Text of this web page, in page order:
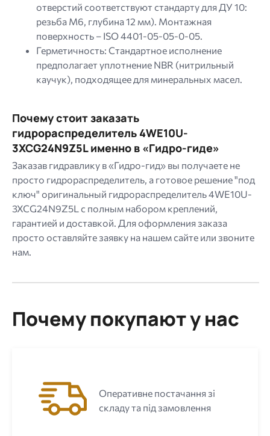
отверстий соответствуют стандарту для ДУ 10:
резьба M6, глубина 12 мм). Монтажная
поверхность – ISO 4401-05-05-0-05.
Герметичность: Стандартное исполнение
предполагает уплотнение NBR (нитрильный
каучук), подходящее для минеральных масел.
Почему стоит заказать
гидрораспределитель 4WE10U-
3XCG24N9Z5L именно в «Гидро-гиде»
Заказав гидравлику в «Гидро-гид» вы получаете не
просто гидрораспределитель, а готовое решение "под
ключ" оригинальный гидрораспределитель 4WE10U-
3XCG24N9Z5L с полным набором креплений,
гарантией и доставкой. Для оформления заказа
просто оставляйте заявку на нашем сайте или звоните
нам.
Почему покупают у нас
Оперативне постачання зі
складу та під замовлення